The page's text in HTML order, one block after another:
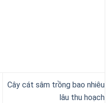
Cây cát sâm trồng bao nhiêu
lâu thu hoạch